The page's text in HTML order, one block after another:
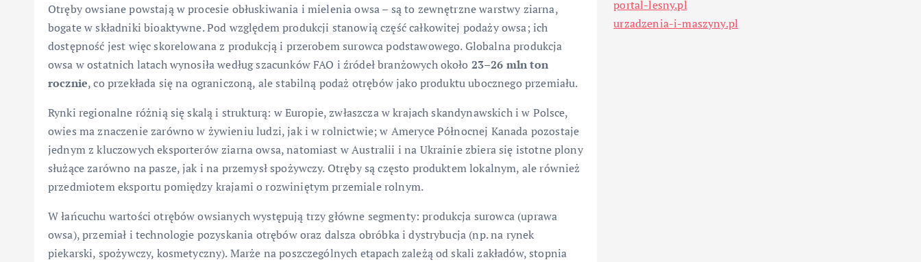
Otręby owsiane powstają w procesie obłuskiwania i mielenia owsa – są to zewnętrzne warstwy ziarna,
bogate w składniki bioaktywne. Pod względem produkcji stanowią część całkowitej podaży owsa; ich
dostępność jest więc skorelowana z produkcją i przerobem surowca podstawowego. Globalna produkcja
owsa w ostatnich latach wynosiła według szacunków FAO i źródeł branżowych około 23–26 mln ton
rocznie, co przekłada się na ograniczoną, ale stabilną podaż otrębów jako produktu ubocznego przemiału.
Rynki regionalne różnią się skalą i strukturą: w Europie, zwłaszcza w krajach skandynawskich i w Polsce,
owies ma znaczenie zarówno w żywieniu ludzi, jak i w rolnictwie; w Ameryce Północnej Kanada pozostaje
jednym z kluczowych eksporterów ziarna owsa, natomiast w Australii i na Ukrainie zbiera się istotne plony
służące zarówno na pasze, jak i na przemysł spożywczy. Otręby są często produktem lokalnym, ale również
przedmiotem eksportu pomiędzy krajami o rozwiniętym przemiale rolnym.
W łańcuchu wartości otrębów owsianych występują trzy główne segmenty: produkcja surowca (uprawa
owsa), przemiał i technologie pozyskania otrębów oraz dalsza obróbka i dystrybucja (np. na rynek
piekarski, spożywczy, kosmetyczny). Marże na poszczególnych etapach zależą od skali zakładów, stopnia
portal-lesny.pl
urzadzenia-i-maszyny.pl